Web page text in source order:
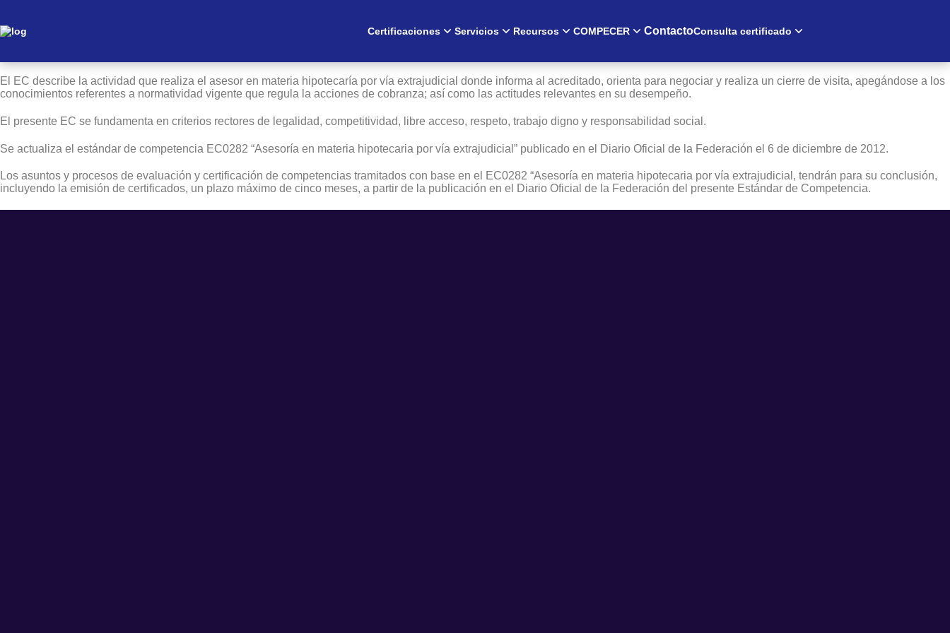
Certificaciones Servicios Recursos COMPECER ContactoConsulta certificado
El EC describe la actividad que realiza el asesor en materia hipotecaría por vía extrajudicial donde informa al acreditado, orienta para negociar y realiza un cierre de visita, apegándose a los
conocimientos referentes a normatividad vigente que regula la acciones de cobranza; así como las actitudes relevantes en su desempeño.
El presente EC se fundamenta en criterios rectores de legalidad, competitividad, libre acceso, respeto, trabajo digno y responsabilidad social.
Se actualiza el estándar de competencia EC0282 “Asesoría en materia hipotecaria por vía extrajudicial” publicado en el Diario Oficial de la Federación el 6 de diciembre de 2012.
Los asuntos y procesos de evaluación y certificación de competencias tramitados con base en el EC0282 “Asesoría en materia hipotecaria por vía extrajudicial, tendrán para su conclusión,
incluyendo la emisión de certificados, un plazo máximo de cinco meses, a partir de la publicación en el Diario Oficial de la Federación del presente Estándar de Competencia.